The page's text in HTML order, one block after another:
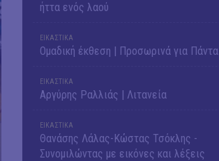
ήττα ενός λαού
ΕΙΚΑΣΤΙΚΑ
Ομαδική έκθεση | Προσωρινά για Πάντα
ΕΙΚΑΣΤΙΚΑ
Αργύρης Ραλλιάς | Λιτανεία
ΕΙΚΑΣΤΙΚΑ
Θανάσης Λάλας-Κώστας Τσόκλης -
Συνομιλώντας με εικόνες και λέξεις